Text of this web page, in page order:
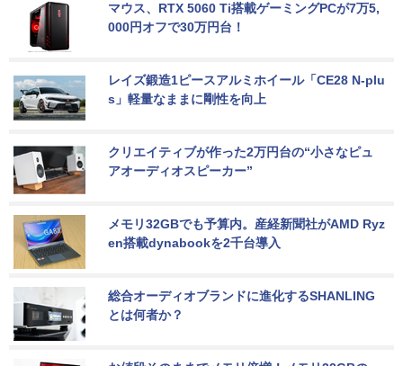
マウス、RTX 5060 Ti搭載ゲーミングPCが7万5,
000円オフで30万円台！
レイズ鍛造1ピースアルミホイール「CE28 N-plu
s」軽量なままに剛性を向上
クリエイティブが作った2万円台の“小さなピュ
アオーディオスピーカー”
メモリ32GBでも予算内。産経新聞社がAMD Ryz
en搭載dynabookを2千台導入
総合オーディオブランドに進化するSHANLING
とは何者か？